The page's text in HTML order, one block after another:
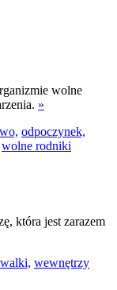
wolne
»
odpoczynek,
wolne rodniki
która jest zarazem
wewnętrzy